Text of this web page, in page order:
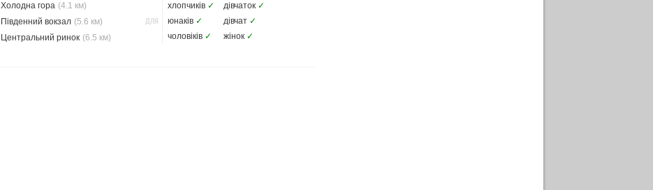
Холодна гора (4.1 км)
Південний вокзал (5.6 км)
Центральний ринок (6.5 км)
ДЛЯ
хлопчиків ✓ дівчаток ✓
юнаків ✓ дівчат ✓
чоловіків ✓ жінок ✓